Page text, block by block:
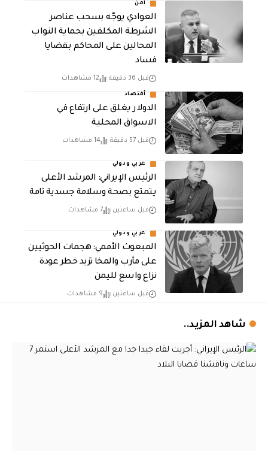
أمن
العوادي يوجّه بسحب عناصر
الشرطة المكلفين بحماية النواب
المحالين على المحاكم بقضايا
فساد
قبل 36 دقيقة 12 مشاهدات
أقتصاد
الدولار يغلق على ارتفاع في
الاسواق المحلية
قبل 57 دقيقة 14 مشاهدات
عربي ودولي
الرئيس الإيراني: المرشد الأعلى
يتمتع بصحة وسلامة جسدية تامة
قبل ساعتين 7 مشاهدات
عربي ودولي
المبعوث الأممي: هجمات الحوثيين
على مأرب والمخا تزيد خطر عودة
نزاع واسع لليمن
قبل ساعتين 9 مشاهدات
شاهد المزيد..